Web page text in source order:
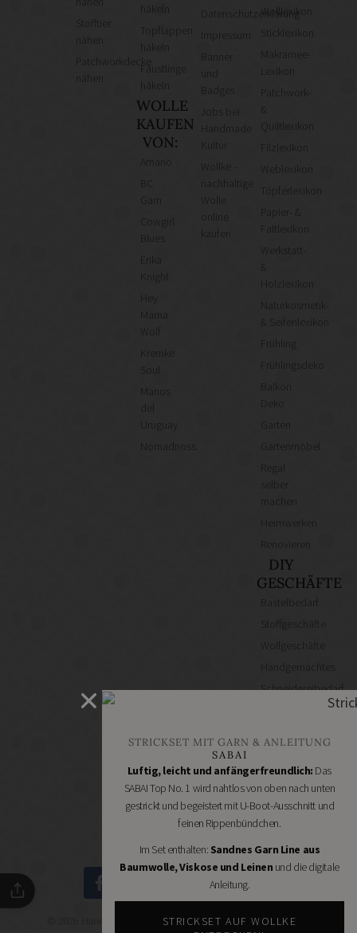
Stofftier
Patchworkdecke
häkeln
Topflappen
häkeln
Fäustlinge
häkeln
WOLLE
KAUFEN
VON:
Cowgirl
Knight
Mama
Wolf
Kremke
Manos
Uruguay
Nomadnoss
Datenschutzerklärung
Kultur
Wollke –
nachhaltige
kaufen
Wolllexikon
Sticklexikon
Makramee-
Lexikon
Patchwork-
&
Quiltlexikon
Filzlexikon
Weblexikon
Töpferlexikon
Papier- &
Faltlexikon
Werkstatt-
&
Holzlexikon
Naturkosmetik-
& Seifenlexikon
Frühling
Frühlingsdeko
Deko
Garten
Gartenmöbel
Regal
Heimwerken
DIY
GESCHÄFTE
Bastelbedarf
Stoffgeschäfte
Wollgeschäfte
Handgemachtes
Schneidereibedarf
Handarbeitszubehör
Online
Shops
Schmuckzubehör
Nähmaschinen
© 2026 Handmade Kultur - DIY Community - Schöne Dinge
STRICKSET MIT GARN & ANLEITUNG
SABAI
Luftig, leicht und anfängerfreundlich: Das
SABAI Top No. 1 wird nahtlos von oben nach unten
gestrickt und begeistert mit U-Boot-Ausschnitt und
feinen Rippenbündchen.
Im Set enthalten: Sandnes Garn Line aus
Baumwolle, Viskose und Leinen und die digitale
Anleitung.
STRICKSET AUF WOLLKE